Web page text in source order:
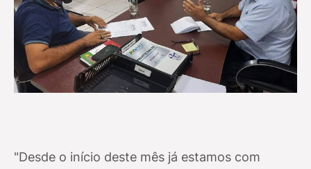
"Desde o início deste mês já estamos com